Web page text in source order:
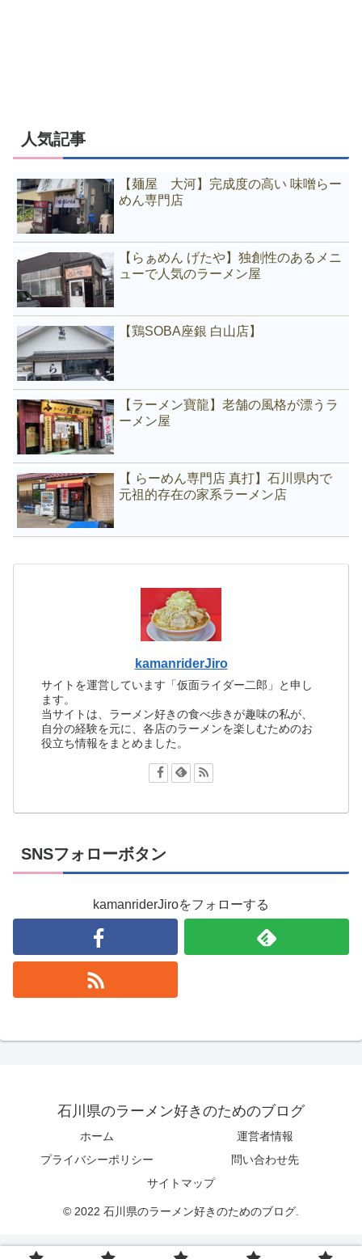
人気記事
【麺屋 大河】完成度の高い 味噌らー
めん専門店
【らぁめん げたや】独創性のあるメニ
ューで人気のラーメン屋
【鶏SOBA座銀 白山店】
【ラーメン寶龍】老舗の風格が漂うラ
ーメン屋
【 らーめん専門店 真打】石川県内で
元祖的存在の家系ラーメン店
kamanriderJiro
サイトを運営しています「仮面ライダー二郎」と申し
ます。
当サイトは、ラーメン好きの食べ歩きが趣味の私が、
自分の経験を元に、各店のラーメンを楽しむためのお
役立ち情報をまとめました。
SNSフォローボタン
kamanriderJiroをフォローする
石川県のラーメン好きのためのブログ
ホーム
運営者情報
プライバシーポリシー
問い合わせ先
サイトマップ
© 2022 石川県のラーメン好きのためのブログ.